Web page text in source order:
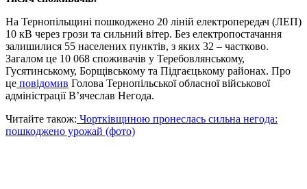
На Тернопільщині пошкоджено 20 ліній електропередач (ЛЕП)
10 кВ через грози та сильний вітер. Без електропостачання
залишилися 55 населених пунктів, з яких 32 – частково.
Загалом це 10 068 споживачів у Теребовлянському,
Гусятинському, Борщівському та Підгаєцькому районах. Про
це повідомив Голова Тернопільської обласної військової
адміністрації В’ячеслав Негода.
Читайте також: Чортківщиною пронеслась сильна негода:
пошкоджено урожай (фото)